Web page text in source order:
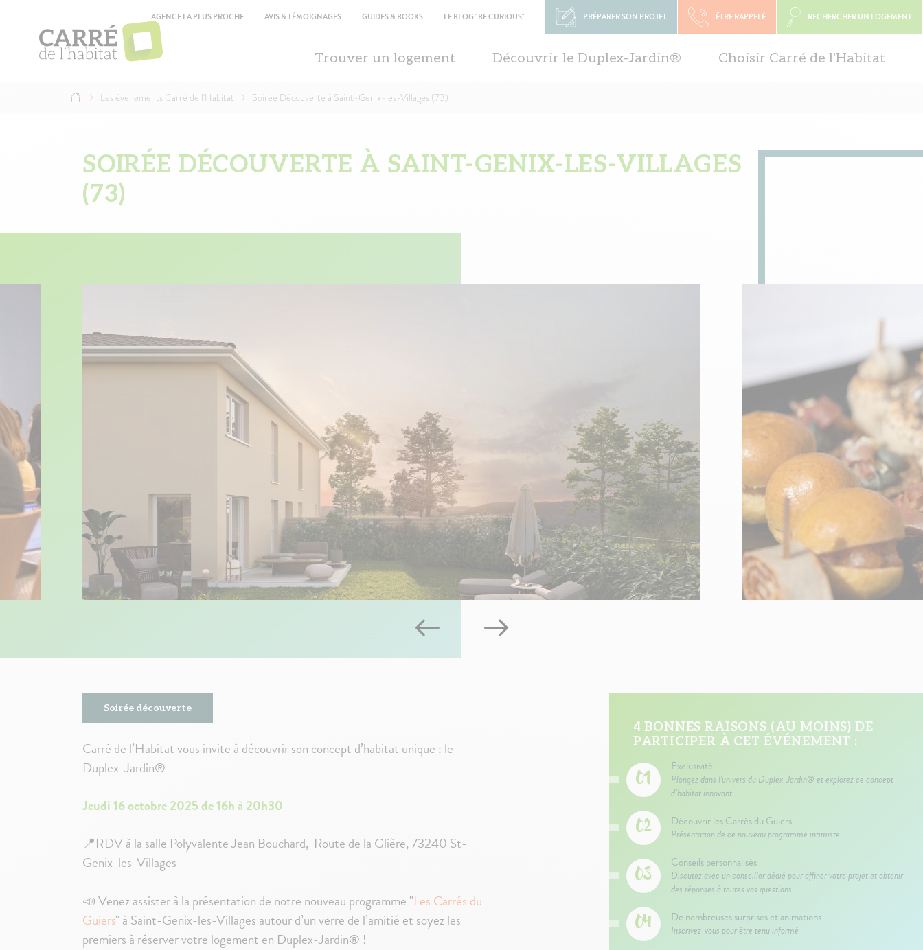
AGENCE LA PLUS PROCHE AVIS & TÉMOIGNAGES GUIDES & BOOKS LE BLOG "BE CURIOUS" PRÉPARER SON PROJET ÊTRE RAPPELÉ RECHERCHER UN LOGEMENT
navigation
Trouver un logement Découvrir le Duplex-Jardin® Choisir Carré de l'Habitat
Les évènements Carré de l'Habitat Soirée Découverte à Saint-Genix-les-Villages (73)
SOIRÉE DÉCOUVERTE À SAINT-GENIX-LES-VILLAGES
(73)
Soirée découverte
Carré de l’Habitat vous invite à découvrir son concept d’habitat unique : le
Duplex-Jardin®
Jeudi 16 octobre 2025 de 16h à 20h30
📍RDV à la salle Polyvalente Jean Bouchard, Route de la Glière, 73240 St-
Genix-les-Villages
📣Venez assister à la présentation de notre nouveau programme "Les Carrés du
Guiers" à Saint-Genix-les-Villages autour d’un verre de l’amitié et soyez les
premiers à réserver votre logement en Duplex-Jardin® !
4 BONNES RAISONS (AU MOINS) DE
PARTICIPER À CET ÉVÉNEMENT :
Exclusivité
Plongez dans l'univers du Duplex-Jardin® et explorez ce concept
d’habitat innovant.
Découvrir les Carrés du Guiers
Présentation de ce nouveau programme intimiste
Conseils personnalisés
Discutez avec un conseiller dédié pour affiner votre projet et obtenir
des réponses à toutes vos questions.
De nombreuses surprises et animations
Inscrivez-vous pour être tenu informé